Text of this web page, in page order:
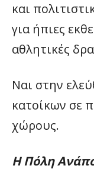
και
για ήπιες
αθλητικές
Ναι στην
κατοίκων σε
χώρους.
Η Πόλη